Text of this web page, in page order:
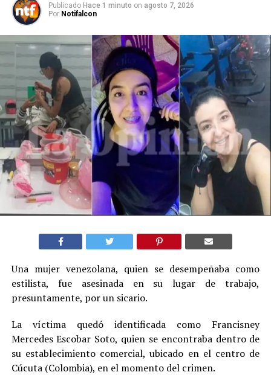
Publicado Hace 1 minuto on agosto 7, 2026
Por Notifalcon
Una mujer venezolana, quien se desempeñaba como
estilista, fue asesinada en su lugar de trabajo,
presuntamente, por un sicario.
La víctima quedó identificada como Francisney
Mercedes Escobar Soto, quien se encontraba dentro de
su establecimiento comercial, ubicado en el centro de
Cúcuta (Colombia), en el momento del crimen.